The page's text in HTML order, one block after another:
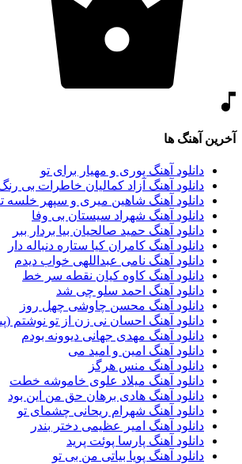
آخرین آهنگ ها
دانلود آهنگ پوری و مهیار برای تو
دانلود آهنگ آزاد کمالیان خاطرات بی
دانلود آهنگ شاهین میری و سپهر خلسه
دانلود آهنگ شهراد سیستان بی وفا
دانلود آهنگ حمید صالحیان بیا بردار ببر
دانلود آهنگ کامران کیا ستاره دنباله دار
دانلود آهنگ نامی عبداللهی خواب دیدم
دانلود آهنگ کاوه کیان نقطه سر خط
دانلود آهنگ احمد سلو چی شد
دانلود آهنگ محسن چاوشی چهل روز
دانلود آهنگ احسان نی زن از تو نوشتم
دانلود آهنگ مهدی جهانی دیوونه بودم
دانلود آهنگ امین و امید می
دانلود آهنگ منس هرگز
دانلود آهنگ میلاد علوی خاموشه خطت
دانلود آهنگ هادی برهان حق من این بود
دانلود آهنگ شهرام ریحانی چشمای تو
دانلود آهنگ امیر عظیمی دختر بندر
دانلود آهنگ پارسا پوئت پرید
دانلود آهنگ پویا بیاتی من بی تو